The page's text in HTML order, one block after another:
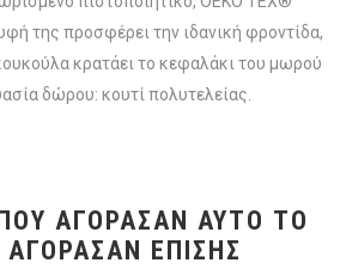
της προσφέρει την ιδανική φροντίδα,
κρατάει το κεφαλάκι του μωρού
δώρου: κουτί πολυτελείας.
ΑΓΌΡΑΣΑΝ ΑΥΤΌ ΤΟ
ΕΠΊΣΗΣ